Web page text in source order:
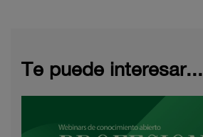
Te puede interesar...